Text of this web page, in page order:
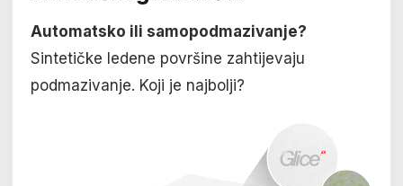
Automatsko ili samopodmazivanje?
Sintetičke ledene površine zahtijevaju
podmazivanje. Koji je najbolji?